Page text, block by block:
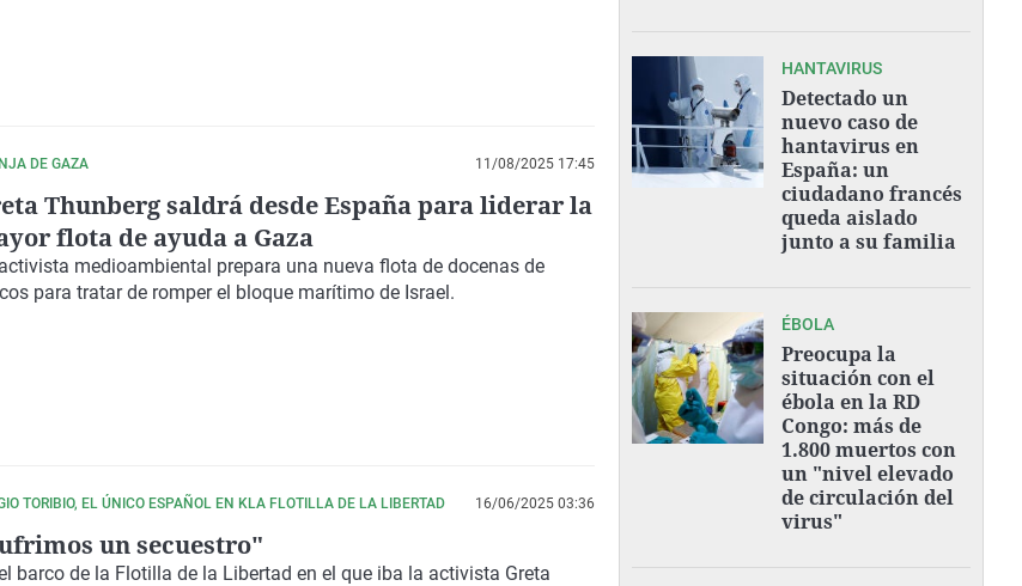
DE GAZA 11/08/2025 17:45
Thunberg saldrá desde España para liderar la
flota de ayuda a Gaza
medioambiental prepara una nueva flota de docenas de
para tratar de romper el bloque marítimo de Israel.
TORIBIO, EL ÚNICO ESPAÑOL EN KLA FLOTILLA DE LA LIBERTAD 16/06/2025 03:36
un secuestro"
barco de la Flotilla de la Libertad en el que iba la activista Greta
HANTAVIRUS
Detectado un
nuevo caso de
hantavirus en
España: un
ciudadano francés
queda aislado
junto a su familia
ÉBOLA
Preocupa la
situación con el
ébola en la RD
Congo: más de
1.800 muertos con
un "nivel elevado
de circulación del
virus"